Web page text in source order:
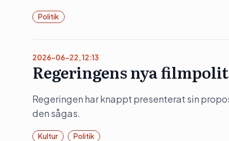
Politik
2026-06-22, 12:13
Regeringens nya
Regeringen har knappt presenterat sin
den sågas.
Kultur Politik